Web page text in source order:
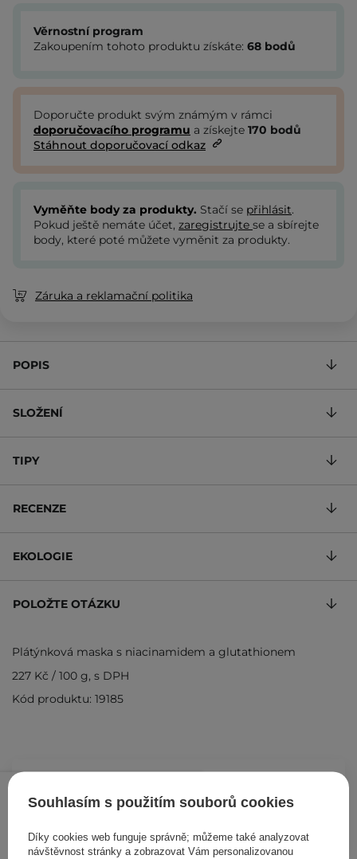
Věrnostní program
Zakoupením tohoto produktu získáte: 68 bodů
Doporučte produkt svým známým v rámci
doporučovacího programu a získejte 170 bodů
Stáhnout doporučovací odkaz
Vyměňte body za produkty. Stačí se přihlásit.
Pokud ještě nemáte účet, zaregistrujte se a sbírejte
body, které poté můžete vyměnit za produkty.
Záruka a reklamační politika
POPIS
SLOŽENÍ
TIPY
RECENZE
EKOLOGIE
POLOŽTE OTÁZKU
Plátýnková maska s niacinamidem a glutathionem
227 Kč / 100 g, s DPH
Kód produktu: 19185
Souhlasím s použitím souborů cookies
Díky cookies web funguje správně; můžeme také analyzovat
návštěvnost stránky a zobrazovat Vám personalizovanou